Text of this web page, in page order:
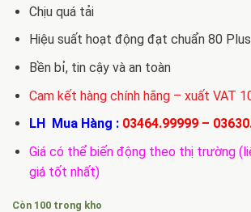
Chịu quá tải
Hiệu suất hoạt động đạt chuẩn 80
Bền bỉ, tin cậy và an toàn
Cam kết hàng chính hãng – xuất VAT
LH Mua Hàng : 03464.99999–
Giá có thể biến động theo thị trường
giá tốt nhất)
Còn 100 trong kho